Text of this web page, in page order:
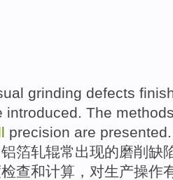
grinding defects
introduced. The
precision are presented.
铝箔轧辊常出现的磨削 缺
检查和计算，对生产操作